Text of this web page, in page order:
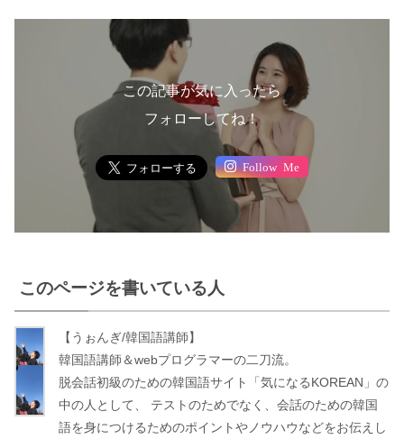
この記事が気に入ったら
フォローしてね！
Follow Me
このページを書いている人
う
ぉ
ん
【うぉんぎ/韓国語講師】
韓国語講師＆webプログラマーの二刀流。
脱会話初級のための韓国語サイト「気になるKOREAN」の
中の人として、 テストのためでなく、会話のための韓国
語を身につけるためのポイントやノウハウなどをお伝えし